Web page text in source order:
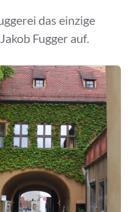
das einzige
Fugger auf.